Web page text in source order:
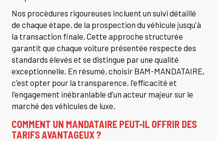
Nos procédures rigoureuses incluent un suivi détaillé
de chaque étape, de la prospection du véhicule jusqu'à
la transaction finale. Cette approche structurée
garantit que chaque voiture présentée respecte des
standards élevés et se distingue par une qualité
exceptionnelle. En résumé, choisir BAM-MANDATAIRE,
c'est opter pour la transparence, l'efficacité et
l'engagement inébranlable d'un acteur majeur sur le
marché des véhicules de luxe.
COMMENT UN MANDATAIRE PEUT-IL OFFRIR DES
TARIFS AVANTAGEUX ?